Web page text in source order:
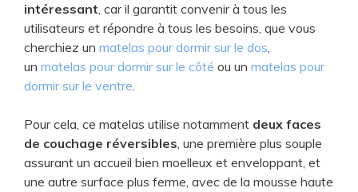
intéressant, car il garantit convenir à tous les
utilisateurs et répondre à tous les besoins, que vous
cherchiez un matelas pour dormir sur le dos,
un matelas pour dormir sur le côté ou un matelas pour
dormir sur le ventre.
Pour cela, ce matelas utilise notamment deux faces
de couchage réversibles, une première plus souple
assurant un accueil bien moelleux et enveloppant, et
une autre surface plus ferme, avec de la mousse haute